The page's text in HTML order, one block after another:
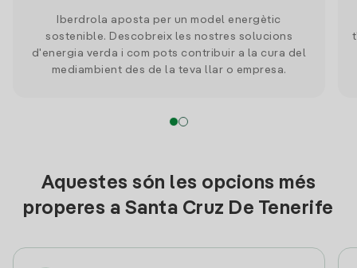
Iberdrola aposta per un model energètic
sostenible. Descobreix les nostres solucions
d'energia verda i com pots contribuir a la cura del
mediambient des de la teva llar o empresa.
Aquestes són les opcions més
properes a Santa Cruz De Tenerife